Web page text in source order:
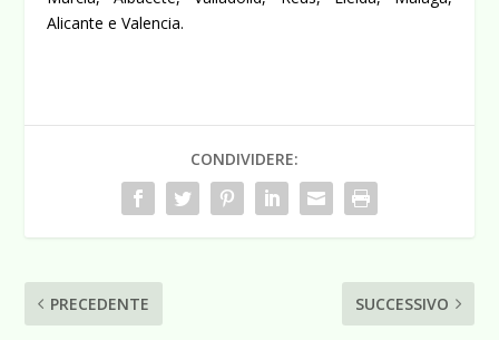
Alicante e Valencia.
CONDIVIDERE:
PRECEDENTE SUCCESSIVO